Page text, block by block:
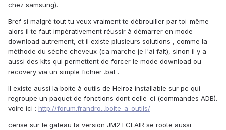
chez samsung).
Bref si malgré tout tu veux vraiment te débrouiller par toi-même
alors il te faut impérativement réussir à démarrer en mode
download autrement, et il existe plusieurs solutions , comme la
méthode du sèche cheveux (ca marche je l'ai fait), sinon il y a
aussi des kits qui permettent de forcer le mode download ou
recovery via un simple fichier .bat .
Il existe aussi la boite à outils de Helroz installable sur pc qui
regroupe un paquet de fonctions dont celle-ci (commandes ADB).
voire ici : http://forum.frandro...boite-a-outils/
cerise sur le gateau ta version JM2 ECLAIR se roote aussi